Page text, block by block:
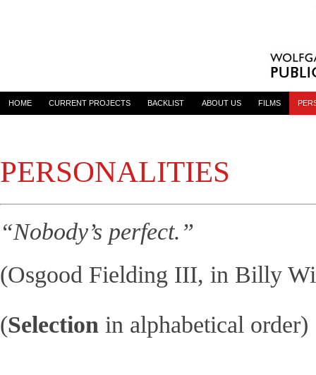
HOME CURRENT PROJECTS BACKLIST ABOUT US FILMS
PERSONALITIES
“Nobody’s perfect.”
(Osgood Fielding III, in Billy
(Selection in alphabetical order)